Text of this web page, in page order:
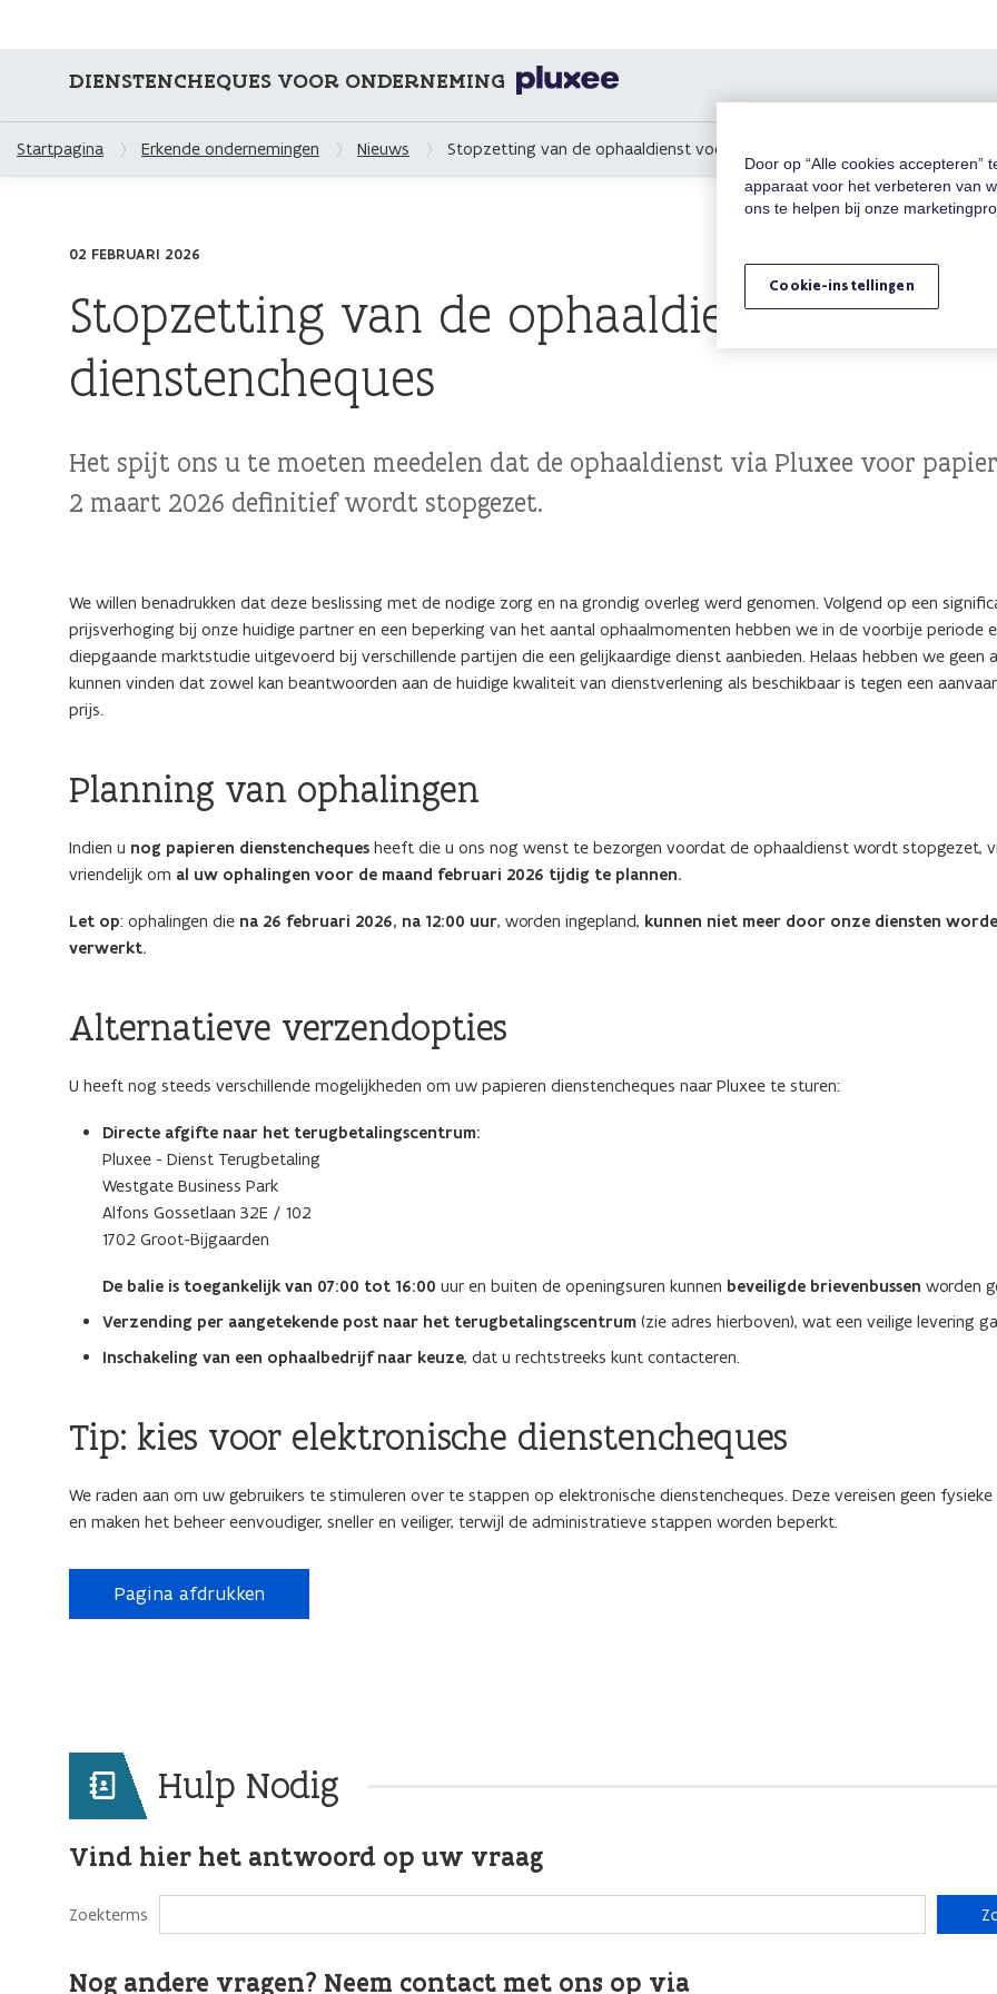
DIENSTENCHEQUES VOOR ONDERNEMING
Startpagina Erkende ondernemingen Nieuws Stopzetting van de ophaaldienst voor papieren dienstencheques
02 FEBRUARI 2026
Stopzetting van de ophaaldienst voor
dienstencheques
Het spijt ons u te moeten meedelen dat de ophaaldienst via Pluxee voor
2 maart 2026 definitief wordt stopgezet.
We willen benadrukken dat deze beslissing met de nodige zorg en na grondig overleg werd genomen. Volgend op een
prijsverhoging bij onze huidige partner en een beperking van het aantal ophaalmomenten hebben we in de voorbije periode
diepgaande marktstudie uitgevoerd bij verschillende partijen die een gelijkaardige dienst aanbieden. Helaas hebben we geen
kunnen vinden dat zowel kan beantwoorden aan de huidige kwaliteit van dienstverlening als beschikbaar is tegen een
prijs.
Planning van ophalingen
Indien u nog papieren dienstencheques heeft die u ons nog wenst te bezorgen voordat de ophaaldienst wordt stopgezet,
vriendelijk om al uw ophalingen voor de maand februari 2026 tijdig te plannen.
Let op: ophalingen die na 26 februari 2026, na 12:00 uur, worden ingepland, kunnen niet meer door onze diensten
verwerkt.
Alternatieve verzendopties
U heeft nog steeds verschillende mogelijkheden om uw papieren dienstencheques naar Pluxee te sturen:
Directe afgifte naar het terugbetalingscentrum:
Pluxee - Dienst Terugbetaling
Westgate Business Park
Alfons Gossetlaan 32E / 102
1702 Groot-Bijgaarden
De balie is toegankelijk van 07:00 tot 16:00 uur en buiten de openingsuren kunnen beveiligde brievenbussen worden
Verzending per aangetekende post naar het terugbetalingscentrum (zie adres hierboven), wat een veilige levering
Inschakeling van een ophaalbedrijf naar keuze, dat u rechtstreeks kunt contacteren.
Tip: kies voor elektronische dienstencheques
We raden aan om uw gebruikers te stimuleren over te stappen op elektronische dienstencheques. Deze vereisen geen
en maken het beheer eenvoudiger, sneller en veiliger, terwijl de administratieve stappen worden beperkt.
Pagina afdrukken
Hulp Nodig
Vind hier het antwoord op uw vraag
Zoekterms
Nog andere vragen? Neem contact met ons op via
Door op “Alle cookies
apparaat voor het verbeteren van
ons te helpen bij onze
Cookie-instellingen